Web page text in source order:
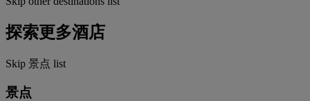
探索更多酒店
Skip 景点 list
景点